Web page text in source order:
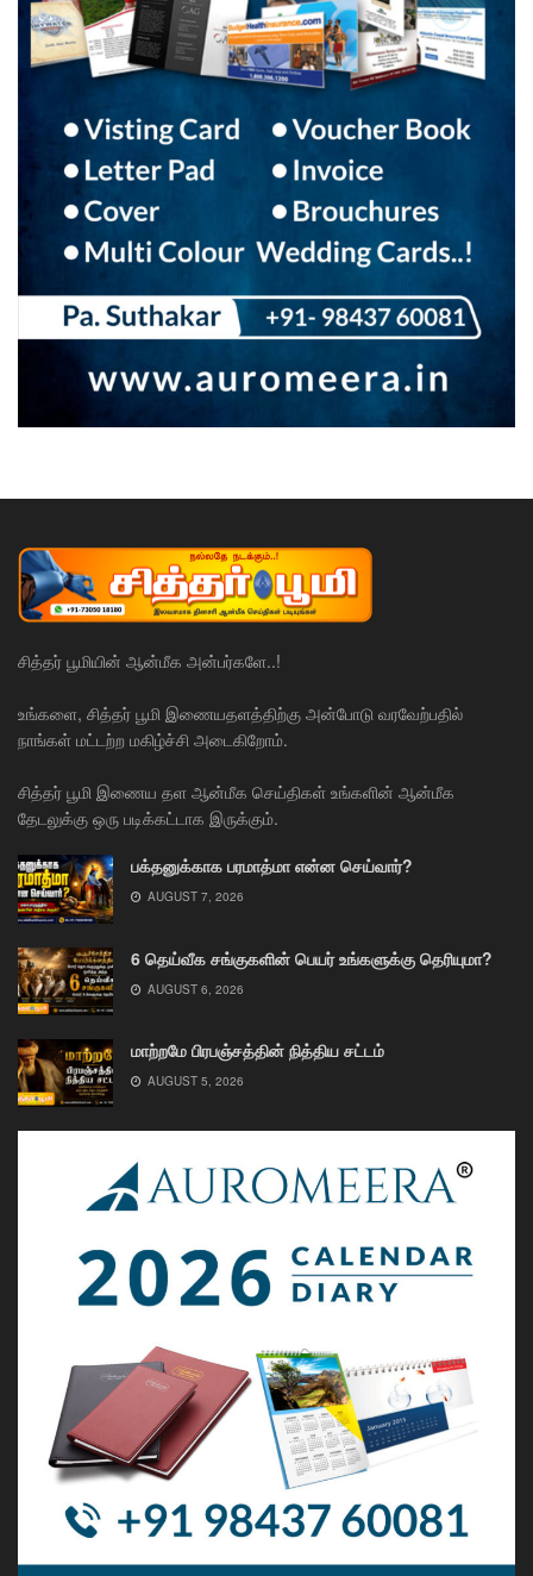
சித்தர் பூமியின் ஆன்மீக அன்பர்களே..!
உங்களை, சித்தர் பூமி இணையதளத்திற்கு அன்போடு வரவேற்பதில்
நாங்கள் மட்டற்ற மகிழ்ச்சி அடைகிறோம்.
சித்தர் பூமி இணைய தள ஆன்மீக செய்திகள் உங்களின் ஆன்மீக
தேடலுக்கு ஒரு படிக்கட்டாக இருக்கும்.
பக்தனுக்காக பரமாத்மா என்ன செய்வார்?
AUGUST 7, 2026
6 தெய்வீக சங்குகளின் பெயர் உங்களுக்கு தெரியுமா?
AUGUST 6, 2026
மாற்றமே பிரபஞ்சத்தின் நித்திய சட்டம்
AUGUST 5, 2026